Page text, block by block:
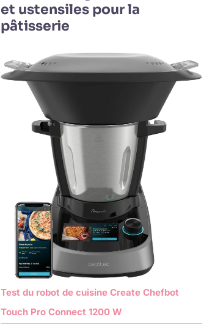
et ustensiles pour la
pâtisserie
Test du robot de cuisine Create Chefbot
Touch Pro Connect 1200 W